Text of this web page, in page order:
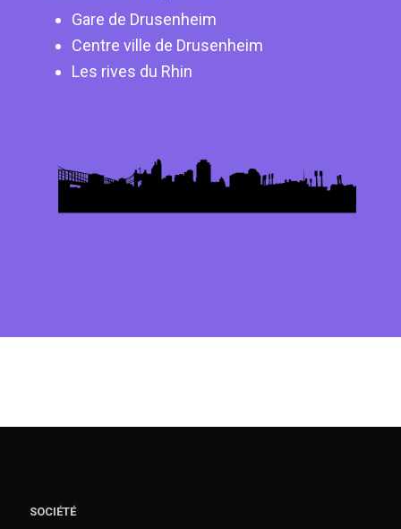
Gare de Drusenheim
Centre ville de Drusenheim
Les rives du Rhin
SOCIÉTÉ